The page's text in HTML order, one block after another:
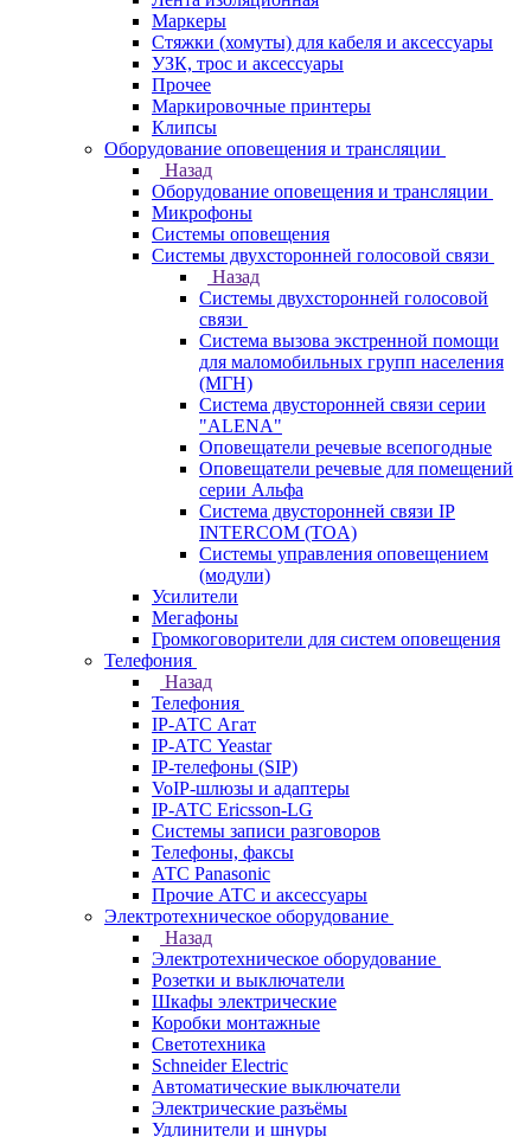
Маркеры
Стяжки (хомуты) для кабеля и аксессуары
УЗК, трос и аксессуары
Прочее
Маркировочные принтеры
Клипсы
Оборудование оповещения и трансляции
Назад
Оборудование оповещения и трансляции
Микрофоны
Системы оповещения
Системы двухсторонней голосовой связи
Назад
Системы двухсторонней голосовой
связи
Система вызова экстренной помощи
для маломобильных групп населения
(МГН)
Система двусторонней связи серии
"ALENA"
Оповещатели речевые всепогодные
Оповещатели речевые для помещений
серии Альфа
Система двусторонней связи IP
INTERCOM (TOA)
Системы управления оповещением
(модули)
Усилители
Мегафоны
Громкоговорители для систем оповещения
Телефония
Назад
Телефония
IP-АТС Агат
IP-АТС Yeastar
IP-телефоны (SIP)
VoIP-шлюзы и адаптеры
IP-АТС Ericsson-LG
Системы записи разговоров
Телефоны, факсы
АТС Panasonic
Прочие АТС и аксессуары
Электротехническое оборудование
Назад
Электротехническое оборудование
Розетки и выключатели
Шкафы электрические
Коробки монтажные
Светотехника
Schneider Electric
Автоматические выключатели
Электрические разъёмы
Удлинители и шнуры